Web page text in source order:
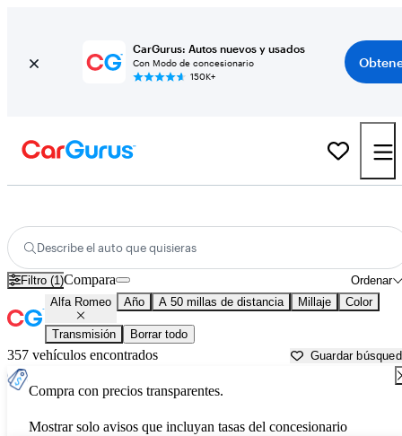
CarGurus: Autos nuevos y usados
Con Modo de concesionario
150K+
Describe el auto que quisieras
Filtro (1) Ordenar
Compara
Alfa Romeo Año A 50 millas de distancia Millaje Color
Transmisión Borrar todo
357 vehículos encontrados Guardar
Compra con precios transparentes.
Mostrar solo avisos que incluyan tasas del concesionario